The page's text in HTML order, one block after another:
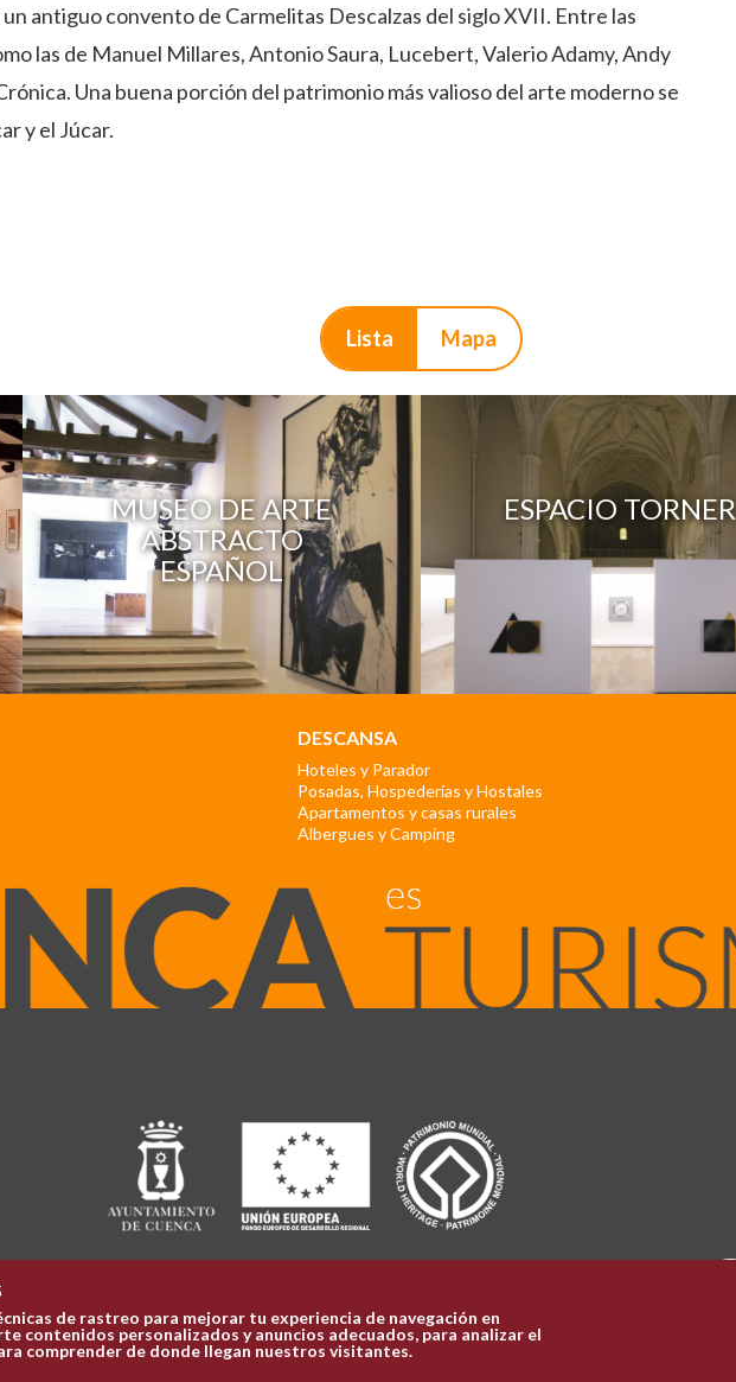
antiguo convento de Carmelitas Descalzas del siglo XVII. Entre las
las de Manuel Millares, Antonio Saura, Lucebert, Valerio Adamy, Andy
Una buena porción del patrimonio más valioso del arte moderno se
y el Júcar.
Lista Mapa
MUSEO DE ARTE
ABSTRACTO
ESPAÑOL
ESPACIO TORNER
DESCANSA
Hoteles y Parador
Posadas, Hospederías y Hostales
Apartamentos y casas rurales
Albergues y Camping
de rastreo para mejorar tu experiencia de navegación en
contenidos personalizados y anuncios adecuados, para analizar el
comprender de donde llegan nuestros visitantes.